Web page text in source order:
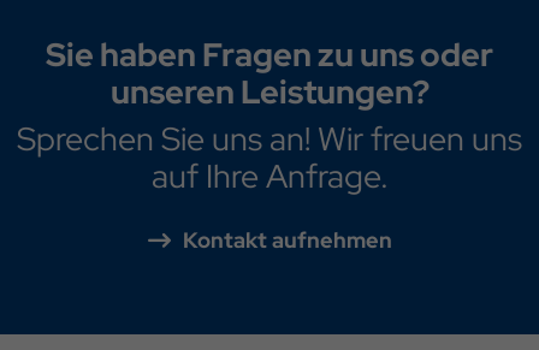
Sie haben Fragen zu uns oder
unseren Leistungen?
Sprechen Sie uns an! Wir freuen uns
auf Ihre Anfrage.
Kontakt aufnehmen